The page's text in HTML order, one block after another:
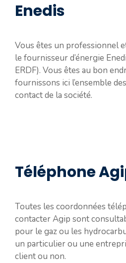
Enedis
Vous êtes un professionnel
le fournisseur d’énergie
ERDF). Vous êtes au bon
fournissons ici l’ensemble
contact de la société.
Téléphone
Toutes les coordonnées
contacter Agip sont
pour le gaz ou les
un particulier ou une
client ou non.